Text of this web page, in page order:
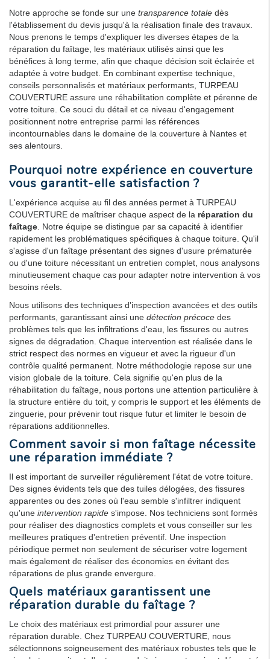
Notre approche se fonde sur une transparence totale dès
l'établissement du devis jusqu'à la réalisation finale des travaux.
Nous prenons le temps d'expliquer les diverses étapes de la
réparation du faîtage, les matériaux utilisés ainsi que les
bénéfices à long terme, afin que chaque décision soit éclairée et
adaptée à votre budget. En combinant expertise technique,
conseils personnalisés et matériaux performants, TURPEAU
COUVERTURE assure une réhabilitation complète et pérenne de
votre toiture. Ce souci du détail et ce niveau d'engagement
positionnent notre entreprise parmi les références
incontournables dans le domaine de la couverture à Nantes et
ses alentours.
Pourquoi notre expérience en couverture
vous garantit-elle satisfaction ?
L'expérience acquise au fil des années permet à TURPEAU
COUVERTURE de maîtriser chaque aspect de la réparation du
faîtage . Notre équipe se distingue par sa capacité à identifier
rapidement les problématiques spécifiques à chaque toiture. Qu'il
s'agisse d'un faîtage présentant des signes d'usure prématurée
ou d'une toiture nécessitant un entretien complet, nous analysons
minutieusement chaque cas pour adapter notre intervention à vos
besoins réels.
Nous utilisons des techniques d'inspection avancées et des outils
performants, garantissant ainsi une détection précoce des
problèmes tels que les infiltrations d'eau, les fissures ou autres
signes de dégradation. Chaque intervention est réalisée dans le
strict respect des normes en vigueur et avec la rigueur d'un
contrôle qualité permanent. Notre méthodologie repose sur une
vision globale de la toiture. Cela signifie qu'en plus de la
réhabilitation du faîtage, nous portons une attention particulière à
la structure entière du toit, y compris le support et les éléments de
zinguerie, pour prévenir tout risque futur et limiter le besoin de
réparations additionnelles.
Comment savoir si mon faîtage nécessite
une réparation immédiate ?
Il est important de surveiller régulièrement l'état de votre toiture.
Des signes évidents tels que des tuiles délogées, des fissures
apparentes ou des zones où l'eau semble s'infiltrer indiquent
qu'une intervention rapide s'impose. Nos techniciens sont formés
pour réaliser des diagnostics complets et vous conseiller sur les
meilleures pratiques d'entretien préventif. Une inspection
périodique permet non seulement de sécuriser votre logement
mais également de réaliser des économies en évitant des
réparations de plus grande envergure.
Quels matériaux garantissent une
réparation durable du faîtage ?
Le choix des matériaux est primordial pour assurer une
réparation durable. Chez TURPEAU COUVERTURE, nous
sélectionnons soigneusement des matériaux robustes tels que le